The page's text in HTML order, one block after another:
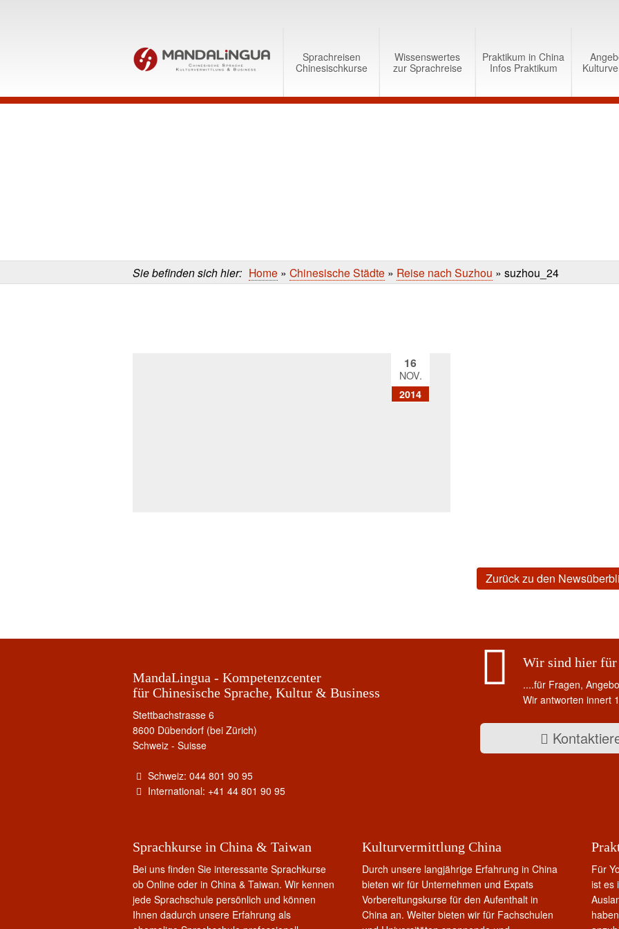
to
Sprachreisen
Chinesischkurse
Wissenswertes
zur Sprachreise
Praktikum in China
Infos Praktikum
Sie befinden sich hier: Home » Chinesische Städte » Reise nach Suzhou » suzhou_24
16
NOV.
2014
Zurück zu den
Wir sind hier für
....für Fragen,
Wir antworten innert
MandaLingua - Kompetenzcenter
für Chinesische Sprache, Kultur & Business
Stettbachstrasse 6
8600 Dübendorf (bei Zürich)
Schweiz - Suisse
Schweiz: 044 801 90 95
International: +41 44 801 90 95
Sprachkurse in China & Taiwan
Bei uns finden Sie interessante Sprachkurse
ob Online oder in China & Taiwan. Wir kennen
jede Sprachschule persönlich und können
Ihnen dadurch unsere Erfahrung als
Kulturvermittlung China
Durch unsere langjährige Erfahrung in China
bieten wir für Unternehmen und Expats
Vorbereitungskurse für den Aufenthalt in
China an. Weiter bieten wir für Fachschulen
Für
ist es